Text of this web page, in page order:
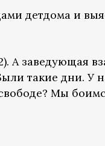
детдома и
А заведующая
такие дни. У
Мы